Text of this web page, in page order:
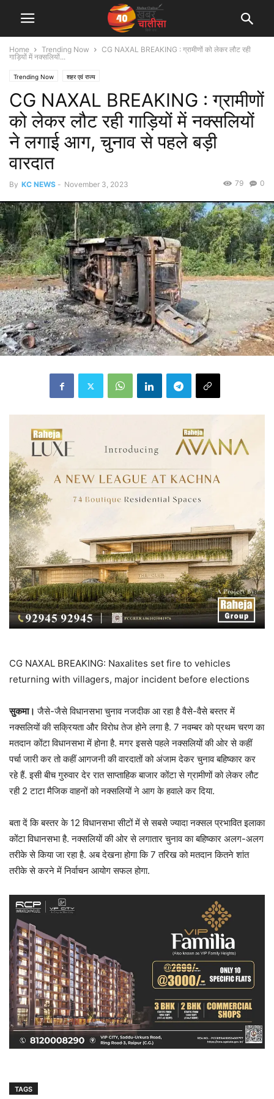
Home Trending Now
CG NAXAL BREAKING : ग्रामीणों को लेकर लौट रही
गाड़ियों में नक्सलियों...
Trending Now शहर एवं राज्य
CG NAXAL BREAKING : ग्रामीणों
को लेकर लौट रही गाड़ियों में नक्सलियों
ने लगाई आग, चुनाव से पहले बड़ी
वारदात
By KC NEWS - November 3, 2023 0
79
CG NAXAL BREAKING: Naxalites set fire to vehicles
returning with villagers, major incident before elections
सुकमा। जैसे-जैसे विधानसभा चुनाव नजदीक आ रहा है वैसे-वैसे बस्तर में
नक्सलियों की सक्रियता और विरोध तेज होने लगा है. 7 नवम्बर को प्रथम चरण का
मतदान कोंटा विधानसभा में होना है. मगर इससे पहले नक्सलियों की ओर से कहीं
पर्चा जारी कर तो कहीं आगजनी की वारदातों को अंजाम देकर चुनाव बहिष्कार कर
रहे हैं. इसी बीच गुरुवार देर रात साप्ताहिक बाजार कोंटा से ग्रामीणों को लेकर लौट
रही 2 टाटा मैजिक वाहनों को नक्सलियों ने आग के हवाले कर दिया.
बता दें कि बस्तर के 12 विधानसभा सीटों में से सबसे ज्यादा नक्सल प्रभावित इलाका
कोंटा विधानसभा है. नक्सलियों की ओर से लगातार चुनाव का बहिष्कार अलग-अलग
तरीके से किया जा रहा है. अब देखना होगा कि 7 तरिख को मतदान कितने शांत
तरीके से करने में निर्वाचन आयोग सफल होगा.
TAGS